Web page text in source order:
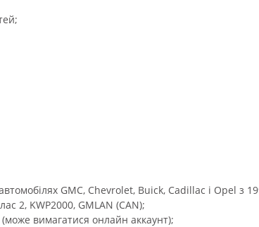
GMC, Chevrolet, Buick, Cadillac і Opel з
2, KWP2000, GMLAN (CAN);
вимагатися онлайн аккаунт);